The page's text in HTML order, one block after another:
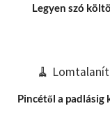
Legyen szó
🧹
Pincétől a